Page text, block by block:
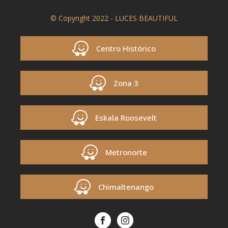
© Copyright 2022 - LUCES BEAUTIFUL
Centro Histórico
Zona 3
Eskala Roosevelt
Metronorte
Chimaltenango